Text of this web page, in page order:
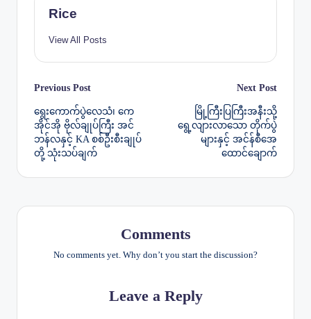
Rice
View All Posts
Post
navigation
Previous Post
ရွေးကောက်ပွဲလေသံ၊ ကေ
အိုင်အို ဗိုလ်ချုပ်ကြီး အင်
ဘန်လနှင့် KA စစ်ဦးစီးချုပ်
တို့ သုံးသပ်ချက်
Next Post
မြို့ကြီးပြကြီးအနီးသို့
ရွေ့လျားလာသော တိုက်ပွဲ
များနှင့် အင်န်စီအေ
ထောင်ချောက်
Comments
No comments yet. Why don’t you start the discussion?
Leave a Reply